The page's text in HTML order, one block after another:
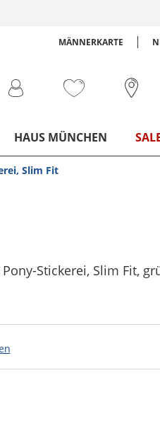
MÄNNERKARTE
HAUS MÜNCHEN
Slim Fit
Stickerei, Slim Fit,